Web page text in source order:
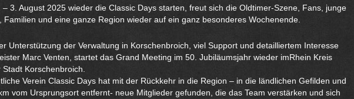
– 3. August 2025 wieder die Classic Days starten, freut sich die Oldtimer-Szene, Fans, junge
Familien und eine ganze Region wieder auf ein ganz besonderes Wochenende.
Unterstützung der Verwaltung in Korschenbroich, viel Support und detailliertem Interesse
Marc Venten, startet das Grand Meeting im 50. Jubiläumsjahr wieder imRhein Kreis
Korschenbroich.
Verein Classic Days hat mit der Rückkehr in die Region – in die ländlichen Gefilden und
vom Ursprungsort entfernt- neue Mitglieder gefunden, die das Team verstärken und sich